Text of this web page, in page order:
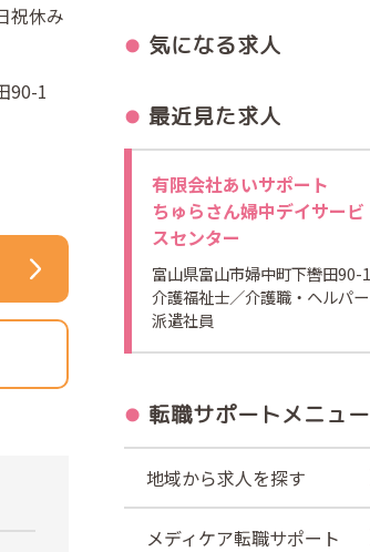
休み
90-1
気になる求人
最近見た求人
有限会社あいサポート
ちゅらさん婦中デイサービ
スセンター
富山県富山市婦中町下轡田90-1
介護福祉士／介護職・ヘルパー
派遣社員
転職サポートメニュー
地域から求人を探す
メディケア転職サポート